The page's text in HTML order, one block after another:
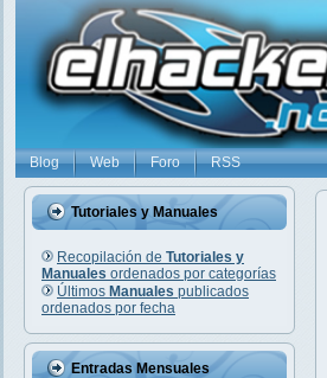
Blog Web Foro RSS
Tutoriales y Manuales
Recopilación de Tutoriales y
Manuales ordenados por categorías
Últimos Manuales publicados
ordenados por fecha
Entradas Mensuales